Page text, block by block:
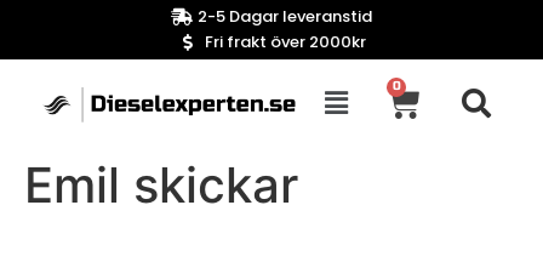
2-5 Dagar leveranstid
Fri frakt över 2000kr
0
Emil skickar